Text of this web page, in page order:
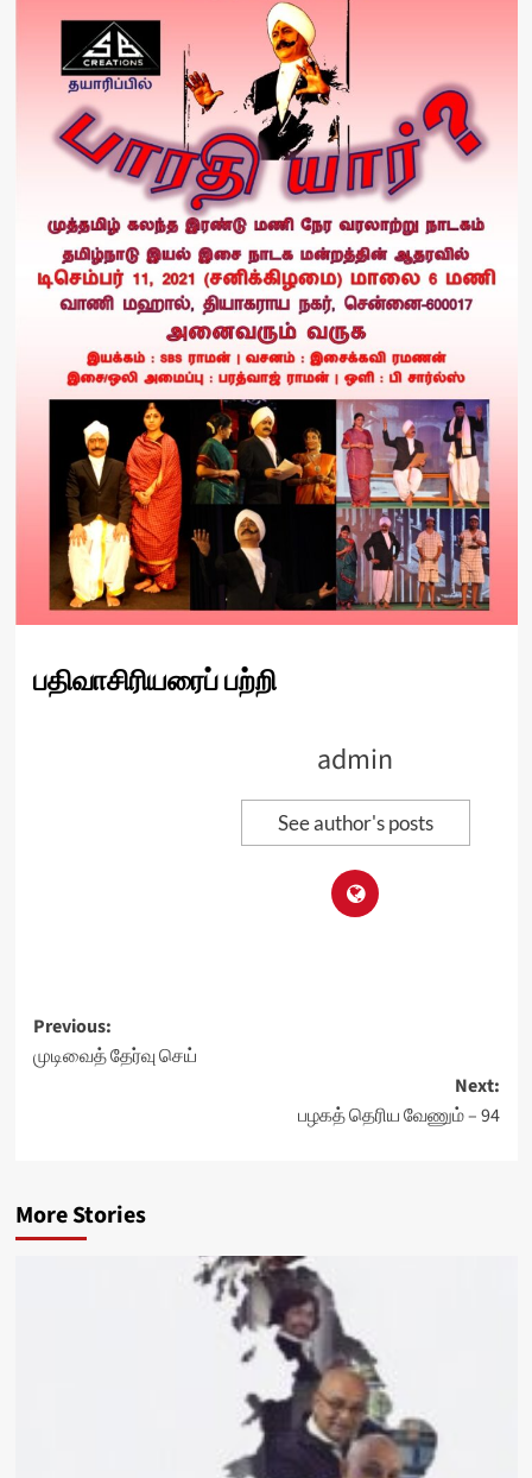
பதிவாசிரியரைப் பற்றி
admin
See author's posts
Post
navigation
Previous:
முடிவைத் தேர்வு செய்
Next:
பழகத் தெரிய வேணும் – 94
More Stories